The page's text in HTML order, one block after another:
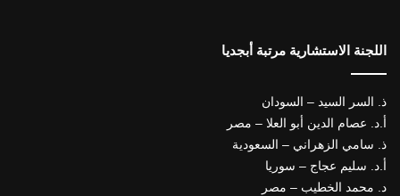
اللجنة الاستشارية مرتبة أبجديا
ذ. السر السيد – السودان
أ.د. عصام الدين أبو العلا – مصر
ذ. سامي الزهراني – السعودية
أ.د. سليم عجاج – سوريا
د. محمد الخطيب – مصر